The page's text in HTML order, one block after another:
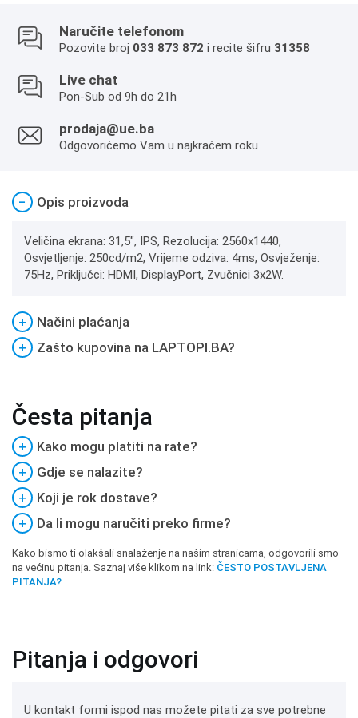
Naručite telefonom
Pozovite broj 033 873 872 i recite šifru 31358
Live chat
Pon-Sub od 9h do 21h
prodaja@ue.ba
Odgovorićemo Vam u najkraćem roku
− Opis proizvoda
Veličina ekrana: 31,5", IPS, Rezolucija: 2560x1440,
Osvjetljenje: 250cd/m2, Vrijeme odziva: 4ms, Osvježenje:
75Hz, Priključci: HDMI, DisplayPort, Zvučnici 3x2W.
+
Načini plaćanja
+
Zašto kupovina na LAPTOPI.BA?
Česta pitanja
+
Kako mogu platiti na rate?
+
Gdje se nalazite?
+
Koji je rok dostave?
+
Da li mogu naručiti preko firme?
Kako bismo ti olakšali snalaženje na našim stranicama, odgovorili smo
na većinu pitanja. Saznaj više klikom na link: ČESTO POSTAVLJENA
PITANJA?
Pitanja i odgovori
U kontakt formi ispod nas možete pitati za sve potrebne